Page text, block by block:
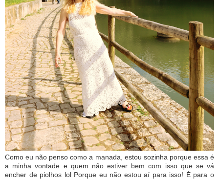
Como eu não penso como a manada, estou sozinha porque essa é
a minha vontade e quem não estiver bem com isso que se vá
encher de piolhos lol Porque eu não estou aí para isso! É para o